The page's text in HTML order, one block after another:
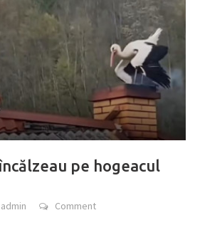
pe hogeacul
admin Comment